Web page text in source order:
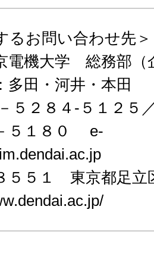
るお問い合わせ先＞
電機大学 総務部（
田・河井・本田
５２８４-５１２５
５１８０ e-
５５１ 東京都足立